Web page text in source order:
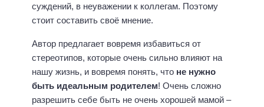
суждений, в неуважении к коллегам. Поэтому
стоит составить своё мнение.
Автор предлагает вовремя избавиться от
стереотипов, которые очень сильно влияют на
нашу жизнь, и вовремя понять, что не нужно
быть идеальным родителем! Очень сложно
разрешить себе быть не очень хорошей мамой –